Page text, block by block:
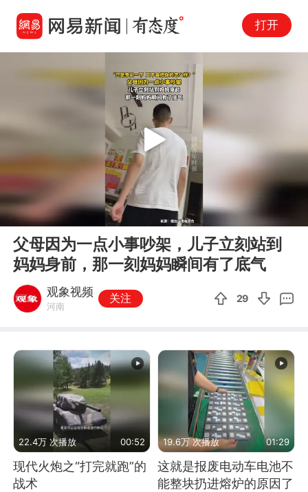
打开
00:00 00:10
Play
父母因为一点小事吵架，儿子立刻站到
妈妈身前，那一刻妈妈瞬间有了底气
观象视频
河南
关注 29
22.4万 次播放 00:52
现代火炮之“打完就跑”的
战术
19.6万 次播放 01:29
这就是报废电动车电池不
能整块扔进熔炉的原因了